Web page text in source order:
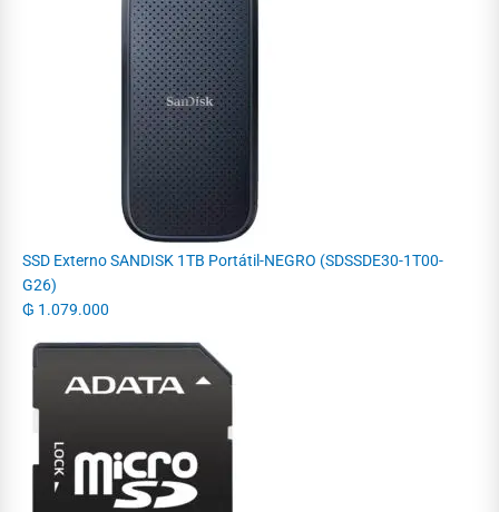
SSD Externo SANDISK 1TB Portátil-NEGRO (SDSSDE30-1T00-
G26)
₲ 1.079.000